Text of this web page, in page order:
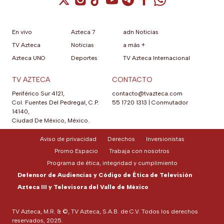
En vivo
TV Azteca
Azteca UNO
Azteca 7
Noticias
Deportes
adn Noticias
a más +
TV Azteca Internacional
TV AZTECA
Periférico Sur 4121,
Col. Fuentes Del Pedregal, C.P.
14140,
Ciudad De México, México.
CONTACTO
contacto@tvazteca.com
55 1720 1313
Conmutador
TV Azteca, M.R. & ©, TV Azteca, S.A.B. de C.V. Todos los derechos
reservados, 2025.
Aviso de privacidad Derechos
Inversionistas
Promo Espacio
Trabaja con nosotros
Programa de ética, integridad y cumplimiento
Defensor de Audiencias y Código de Ética de Televisión
Azteca III y Televisora del Valle de México